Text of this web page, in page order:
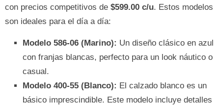
con precios competitivos de $599.00 c/u. Estos modelos
son ideales para el día a día:
Modelo 586-06 (Marino): Un diseño clásico en azul
con franjas blancas, perfecto para un look náutico o
casual.
Modelo 400-55 (Blanco): El calzado blanco es un
básico imprescindible. Este modelo incluye detalles